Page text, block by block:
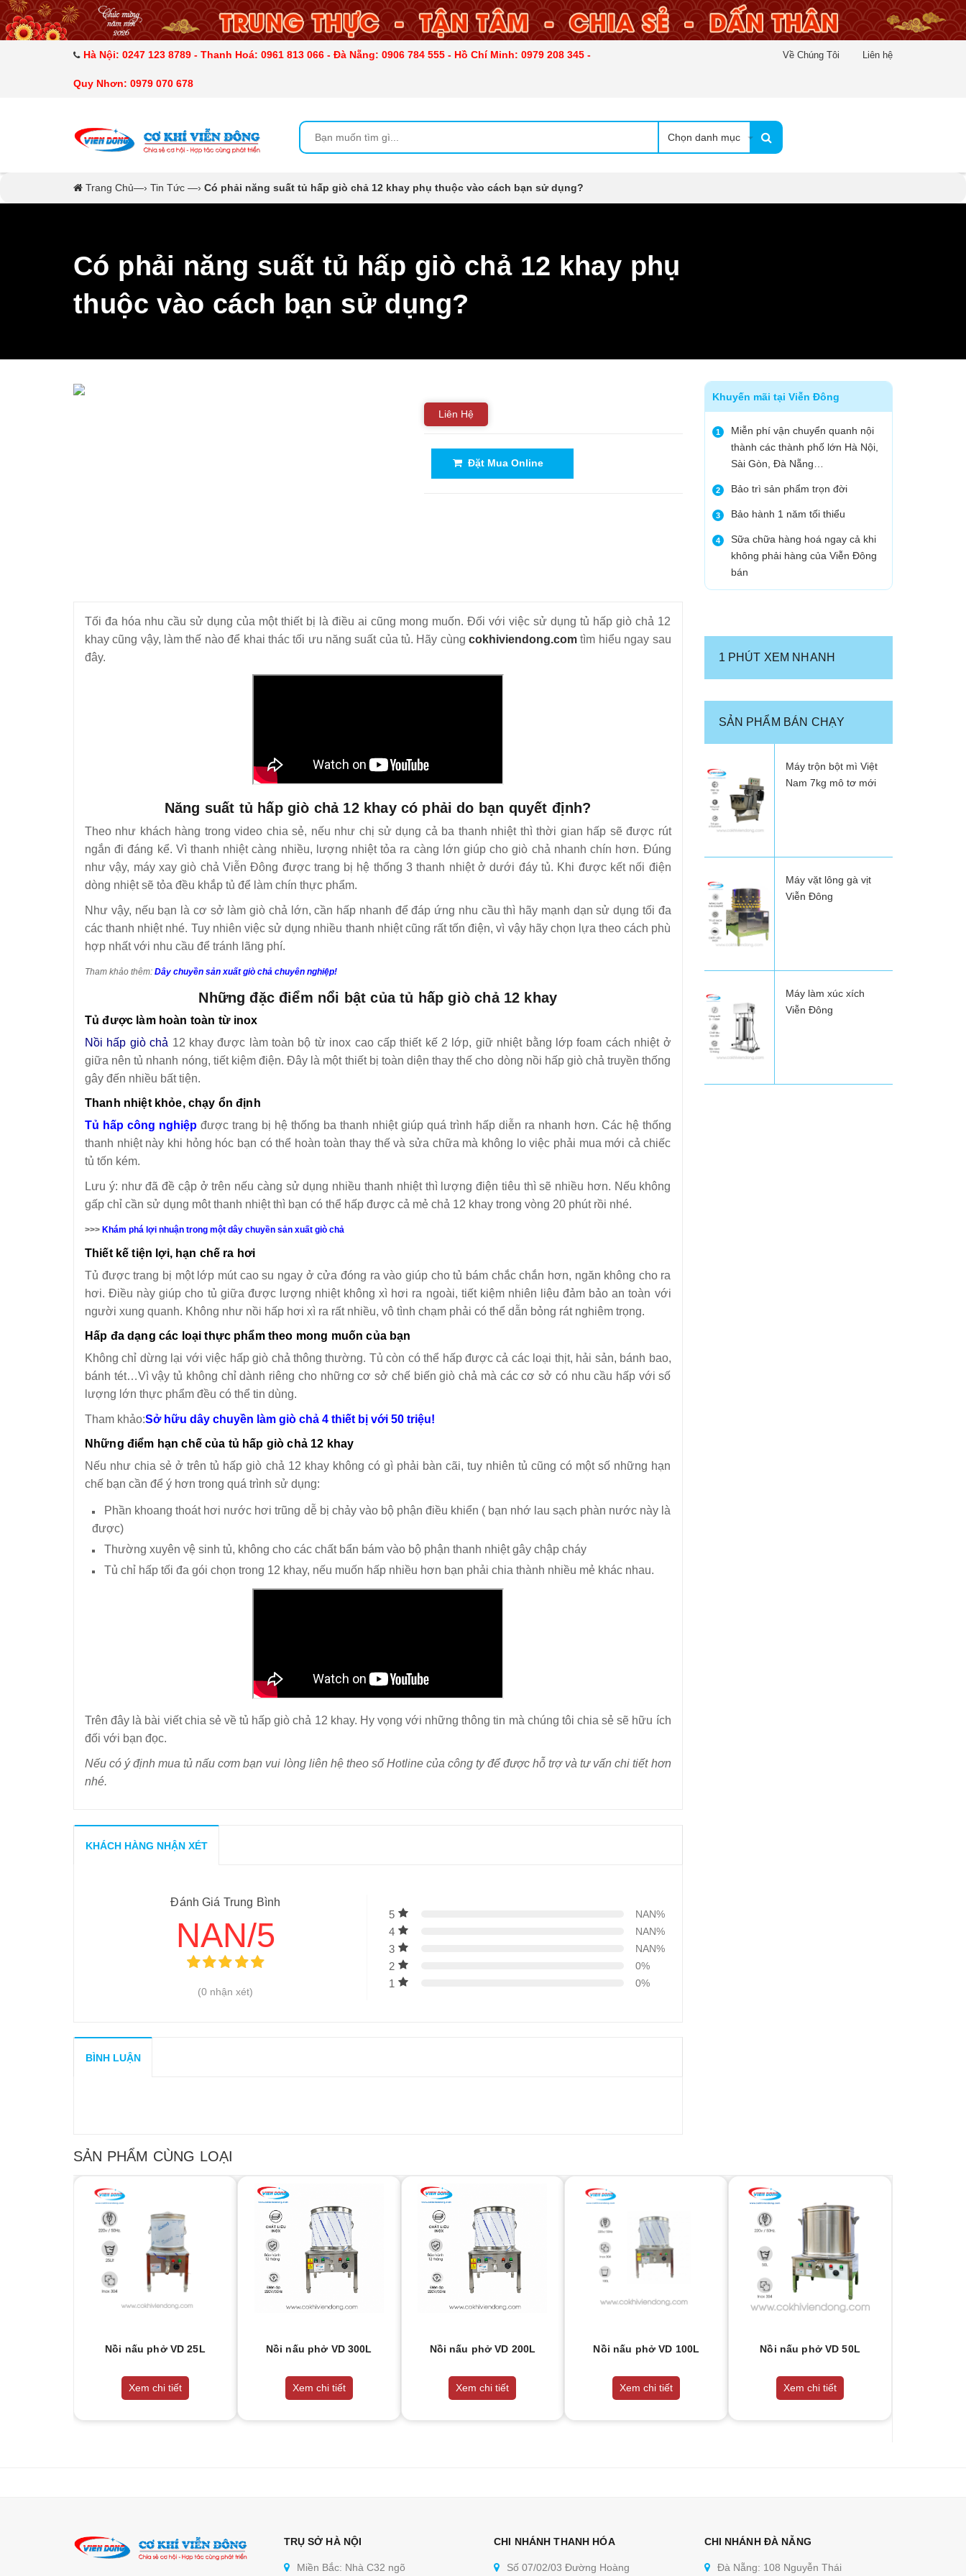
Hà Nội: 0247 123 8789 - Thanh Hoá: 0961 813 066 - Đà Nẵng: 0906 784 555 - Hồ Chí Minh: 0979 208 345 -
Quy Nhơn: 0979 070 678
Về Chúng Tôi Liên hệ
Chọn danh mục
Trang Chủ—› Tin Tức —› Có phải năng suất tủ hấp giò chả 12 khay phụ thuộc vào cách bạn sử dụng?
Có phải năng suất tủ hấp giò chả 12 khay phụ
thuộc vào cách bạn sử dụng?
Liên Hệ
Đặt Mua Online
Khuyến mãi tại Viễn Đông
1
Miễn phí vận chuyển quanh nội
thành các thành phố lớn Hà Nội,
Sài Gòn, Đà Nẵng…
2 Bảo trì sản phẩm trọn đời
3 Bảo hành 1 năm tối thiểu
4
Sữa chữa hàng hoá ngay cả khi
không phải hàng của Viễn Đông
bán
Tối đa hóa nhu cầu sử dụng của một thiết bị là điều ai cũng mong muốn. Đối với việc sử dụng tủ hấp giò chả 12
khay cũng vậy, làm thế nào để khai thác tối ưu năng suất của tủ. Hãy cùngcokhiviendong.com tìm hiểu ngay sau
đây.
Năng suất tủ hấp giò chả 12 khay có phải do bạn quyết định?
Theo như khách hàng trong video chia sẻ, nếu như chị sử dụng cả ba thanh nhiệt thì thời gian hấp sẽ được rút
ngắn đi đáng kể. Vì thanh nhiệt càng nhiều, lượng nhiệt tỏa ra càng lớn giúp cho giò chả nhanh chín hơn. Đúng
như vậy, máy xay giò chả Viễn Đông được trang bị hệ thống 3 thanh nhiệt ở dưới đáy tủ. Khi được kết nối điện
dòng nhiệt sẽ tỏa đều khắp tủ để làm chín thực phẩm.
Như vậy, nếu bạn là cơ sở làm giò chả lớn, cần hấp nhanh để đáp ứng nhu cầu thì hãy mạnh dạn sử dụng tối đa
các thanh nhiệt nhé. Tuy nhiên việc sử dụng nhiều thanh nhiệt cũng rất tốn điện, vì vậy hãy chọn lựa theo cách phù
hợp nhất với nhu cầu để tránh lãng phí.
Tham khảo thêm: Dây chuyền sản xuất giò chả chuyên nghiệp!
Những đặc điểm nổi bật của tủ hấp giò chả 12 khay
Tủ được làm hoàn toàn từ inox
Nồi hấp giò chả 12 khay được làm toàn bộ từ inox cao cấp thiết kế 2 lớp, giữ nhiệt bằng lớp foam cách nhiệt ở
giữa nên tủ nhanh nóng, tiết kiệm điện. Đây là một thiết bị toàn diện thay thế cho dòng nồi hấp giò chả truyền thống
gây đến nhiều bất tiện.
Thanh nhiệt khỏe, chạy ổn định
Tủ hấp công nghiệpđược trang bị hệ thống ba thanh nhiệt giúp quá trình hấp diễn ra nhanh hơn. Các hệ thống
thanh nhiệt này khi hỏng hóc bạn có thể hoàn toàn thay thế và sửa chữa mà không lo việc phải mua mới cả chiếc
tủ tốn kém.
Lưu ý: như đã đề cập ở trên nếu càng sử dụng nhiều thanh nhiệt thì lượng điện tiêu thì sẽ nhiều hơn. Nếu không
gấp chỉ cần sử dụng môt thanh nhiệt thì bạn có thể hấp được cả mẻ chả 12 khay trong vòng 20 phút rồi nhé.
>>> Khám phá lợi nhuận trong một dây chuyền sản xuất giò chả
Thiết kế tiện lợi, hạn chế ra hơi
Tủ được trang bị một lớp mút cao su ngay ở cửa đóng ra vào giúp cho tủ bám chắc chắn hơn, ngăn không cho ra
hơi. Điều này giúp cho tủ giữa được lượng nhiệt không xì hơi ra ngoài, tiết kiệm nhiên liệu đảm bảo an toàn với
người xung quanh. Không như nồi hấp hơi xì ra rất nhiều, vô tình chạm phải có thể dẫn bỏng rát nghiêm trọng.
Hấp đa dạng các loại thực phẩm theo mong muốn của bạn
Không chỉ dừng lại với việc hấp giò chả thông thường. Tủ còn có thể hấp được cả các loại thịt, hải sản, bánh bao,
bánh tét…Vì vậy tủ không chỉ dành riêng cho những cơ sở chế biến giò chả mà các cơ sở có nhu cầu hấp với số
lượng lớn thực phẩm đều có thể tin dùng.
Tham khảo:Sở hữu dây chuyền làm giò chả 4 thiết bị với 50 triệu!
Những điểm hạn chế của tủ hấp giò chả 12 khay
Nếu như chia sẻ ở trên tủ hấp giò chả 12 khay không có gì phải bàn cãi, tuy nhiên tủ cũng có một số những hạn
chế bạn cần để ý hơn trong quá trình sử dụng:
Phần khoang thoát hơi nước hơi trũng dễ bị chảy vào bộ phận điều khiển ( bạn nhớ lau sạch phàn nước này là
được)
Thường xuyên vệ sinh tủ, không cho các chất bẩn bám vào bộ phận thanh nhiệt gây chập cháy
Tủ chỉ hấp tối đa gói chọn trong 12 khay, nếu muốn hấp nhiều hơn bạn phải chia thành nhiều mẻ khác nhau.
Trên đây là bài viết chia sẻ về tủ hấp giò chả 12 khay. Hy vọng với những thông tin mà chúng tôi chia sẻ sẽ hữu ích
đối với bạn đọc.
Nếu có ý định mua tủ nấu cơm bạn vui lòng liên hệ theo số Hotline của công ty để được hỗ trợ và tư vấn chi tiết hơn
nhé.
KHÁCH HÀNG NHẬN XÉT
Đánh Giá Trung Bình
NAN/5
(0 nhận xét)
5 NAN%
4 NAN%
3 NAN%
2 0%
1 0%
BÌNH LUẬN
1 PHÚT XEM NHANH
SẢN PHẨM BÁN CHẠY
Máy trộn bột mì Việt
Nam 7kg mô tơ mới
Máy vặt lông gà vịt
Viễn Đông
Máy làm xúc xích
Viễn Đông
SẢN PHẨM CÙNG LOẠI
Nồi nấu phở VD 25L
Xem chi tiết
Nồi nấu phở VD 300L
Xem chi tiết
Nồi nấu phở VD 200L
Xem chi tiết
Nồi nấu phở VD 100L
Xem chi tiết
Nồi nấu phở VD 50L
Xem chi tiết
TRỤ SỞ HÀ NỘI
Miền Bắc: Nhà C32 ngõ
CHI NHÁNH THANH HÓA
Số 07/02/03 Đường Hoàng
CHI NHÁNH ĐÀ NẴNG
Đà Nẵng: 108 Nguyễn Thái
DANH MỤC SẢN PHẨM
MÁY ÉP MÍA TẠO BỌT
MÁY RỬA BÁT SIÊU ÂM
MÁY SẤY THỰC PHẨM CÔNG NGHIỆP
THIẾT BỊ NHÀ BẾP CAO CẤP
MÁY CHẾ BIẾN THỰC PHẨM
UNCATEGORIZED